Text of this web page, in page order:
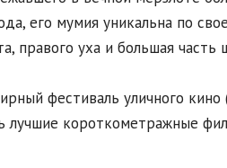
его мумия уникальна по
правого уха и большая часть
фестиваль уличного кино
лучшие короткометражные